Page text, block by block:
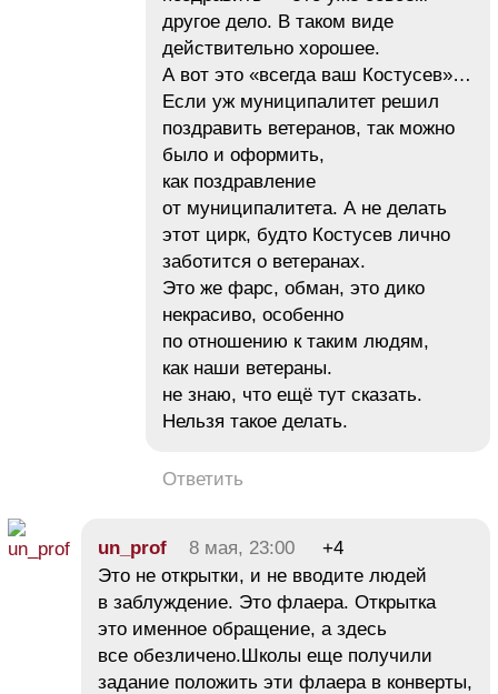
другое дело. В таком виде
действительно хорошее.
А вот это «всегда ваш Костусев»…
Если уж муниципалитет решил
поздравить ветеранов, так можно
было и оформить,
как поздравление
от муниципалитета. А не делать
этот цирк, будто Костусев лично
заботится о ветеранах.
Это же фарс, обман, это дико
некрасиво, особенно
по отношению к таким людям,
как наши ветераны.
не знаю, что ещё тут сказать.
Нельзя такое делать.
Ответить
un_prof 8 мая, 23:00
+4
Это не открытки, и не вводите людей
в заблуждение. Это флаера. Открытка
это именное обращение, а здесь
все обезличено.Школы еще получили
задание положить эти флаера в конверты,